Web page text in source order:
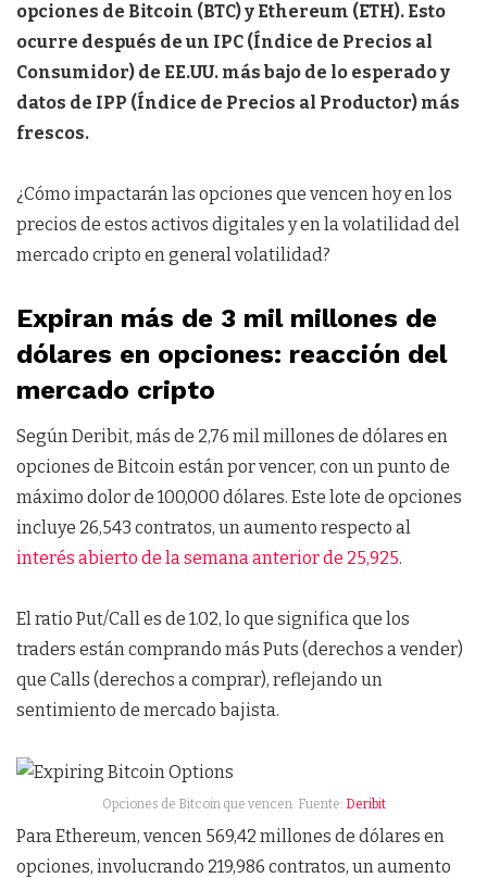
opciones de Bitcoin (BTC) y Ethereum (ETH). Esto
ocurre después de un IPC (Índice de Precios al
Consumidor) de EE.UU. más bajo de lo esperado y
datos de IPP (Índice de Precios al Productor) más
frescos.
¿Cómo impactarán las opciones que vencen hoy en los
precios de estos activos digitales y en la volatilidad del
mercado cripto en general volatilidad?
Expiran más de 3 mil millones de
dólares en opciones: reacción del
mercado cripto
Según Deribit, más de 2,76 mil millones de dólares en
opciones de Bitcoin están por vencer, con un punto de
máximo dolor de 100,000 dólares. Este lote de opciones
incluye 26,543 contratos, un aumento respecto al
interés abierto de la semana anterior de 25,925.
El ratio Put/Call es de 1.02, lo que significa que los
traders están comprando más Puts (derechos a vender)
que Calls (derechos a comprar), reflejando un
sentimiento de mercado bajista.
Opciones de Bitcoin que vencen. Fuente: Deribit
Para Ethereum, vencen 569,42 millones de dólares en
opciones, involucrando 219,986 contratos, un aumento